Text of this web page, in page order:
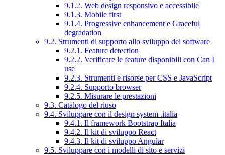
9.1.2. Web design responsivo e accessibile
9.1.3. Mobile first
9.1.4. Progressive enhancement e Graceful
degradation
9.2. Strumenti di supporto allo sviluppo del software
9.2.1. Feature detection
9.2.2. Verificare le feature disponibili con Can I
use
9.2.3. Strumenti e risorse per CSS e JavaScript
9.2.4. Supporto browser
9.2.5. Misurare le prestazioni
9.3. Catalogo del riuso
9.4. Sviluppare con il design system .italia
9.4.1. Il framework Bootstrap Italia
9.4.2. Il kit di sviluppo React
9.4.3. Il kit di sviluppo Angular
9.5. Sviluppare con i modelli di sito e servizi